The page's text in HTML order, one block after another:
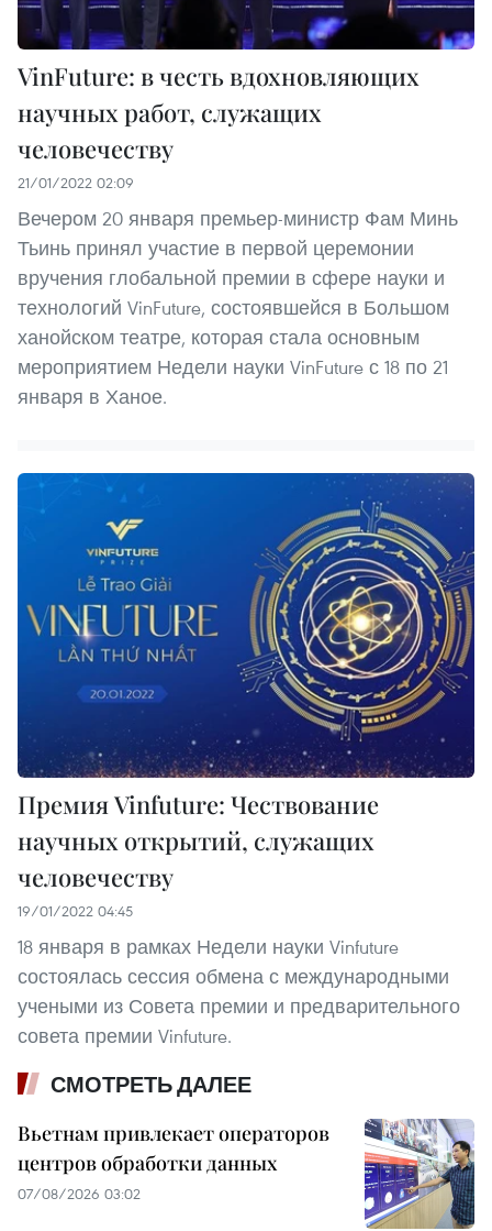
VinFuture: в честь вдохновляющих
научных работ, служащих
человечеству
21/01/2022 02:09
Вечером 20 января премьер-министр Фам Минь
Тьинь принял участие в первой церемонии
вручения глобальной премии в сфере науки и
технологий VinFuture, состоявшейся в Большом
ханойском театре, которая стала основным
мероприятием Недели науки VinFuture с 18 по 21
января в Ханое.
Премия Vinfuture: Чествование
научных открытий, служащих
человечеству
19/01/2022 04:45
18 января в рамках Недели науки Vinfuture
состоялась сессия обмена с международными
учеными из Совета премии и предварительного
совета премии Vinfuture.
СМОТРЕТЬ ДАЛЕЕ
Вьетнам привлекает операторов
центров обработки данных
07/08/2026 03:02